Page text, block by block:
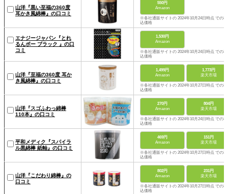
山洋『黒い至福の360度
耳かき風綿棒』の口コミ
550円
Amazon
※各社通販サイトの 2024年10月24日時点 での税
込価格
エナジージャパン『とれ
るんボー ブラック 』の口
コミ
1,530円
Amazon
※各社通販サイトの 2024年10月24日時点 での税
込価格
山洋『至福の360度 耳か
き風綿棒』の口コミ
1,499円
Amazon
1,773円
楽天市場
※各社通販サイトの 2024年10月27日時点 での税
込価格
山洋『スゴふわっ綿棒
110本』の口コミ
270円
Amazon
804円
楽天市場
※各社通販サイトの 2024年10月24日時点 での税
込価格
平和メディク『スパイラ
ル黒綿棒 紙軸』の口コミ
469円
Amazon
151円
楽天市場
※各社通販サイトの 2024年10月27日時点 での税
込価格
山洋『こだわり綿棒』の
口コミ
802円
Amazon
231円
楽天市場
※各社通販サイトの 2024年10月27日時点 での税
込価格